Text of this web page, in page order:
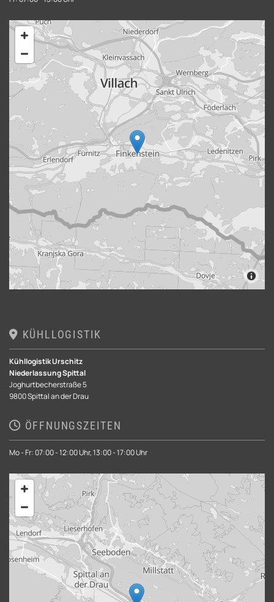
 KÜHLLOGISTIK
Kühllogistik Urschitz
Niederlassung Spittal
Joghurtbecherstraße 5
9800 Spittal an der Drau
 ÖFFNUNGSZEITEN
Mo - Fr: 07:00 - 12:00 Uhr, 13:00 - 17:00 Uhr